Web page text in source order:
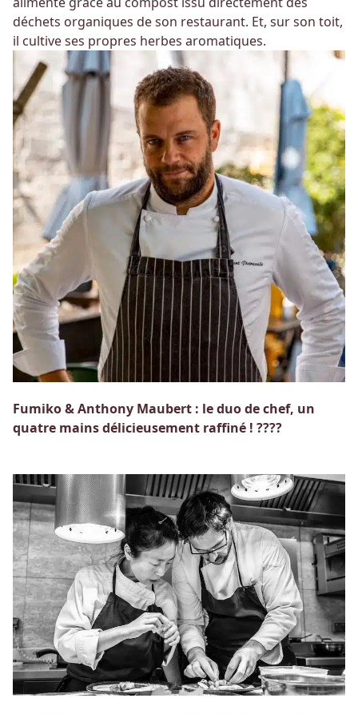
déchets organiques de son restaurant. Et, sur son toit,
il cultive ses propres herbes aromatiques.
Fumiko & Anthony Maubert : le duo de chef, un
quatre mains délicieusement raffiné ! ????